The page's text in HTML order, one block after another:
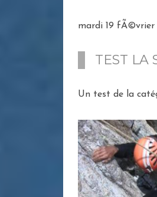
mardi 19 fÃ©vrier
TEST LA
Un test de la